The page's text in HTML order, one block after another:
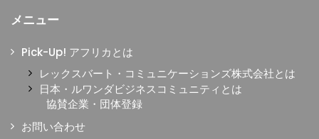
メニュー
Pick-Up! アフリカとは
レックスバート・コミュニケーションズ株式会社とは
日本・ルワンダビジネスコミュニティとは
協賛企業・団体登録
お問い合わせ